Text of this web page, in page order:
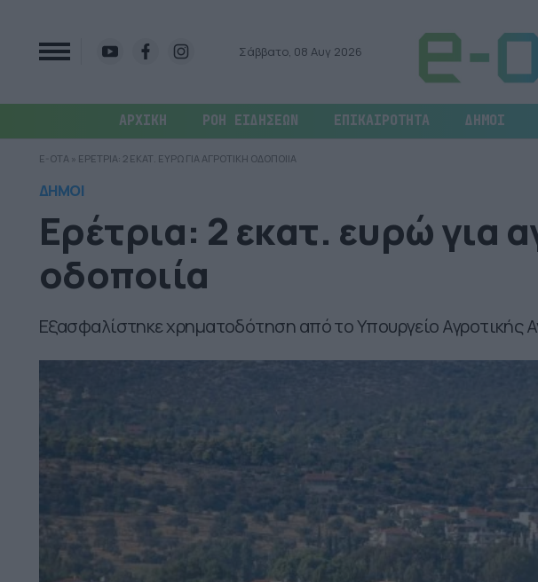
Σάββατο, 08 Αυγ 2026
ΑΡΧΙΚΗ ΡΟΗ ΕΙΔΗΣΕΩΝ ΕΠΙΚΑΙΡΟΤΗΤΑ ΔΗΜΟΙ
E-OTA » ΕΡΕΤΡΙΑ: 2 ΕΚΑΤ. ΕΥΡΩ ΓΙΑ ΑΓΡΟΤΙΚΗ ΟΔΟΠΟΙΙΑ
ΔΗΜΟΙ
Ερέτρια: 2 εκατ. ευρώ για
οδοποιία
Εξασφαλίστηκε χρηματοδότηση από το Υπουργείο Αγροτικής